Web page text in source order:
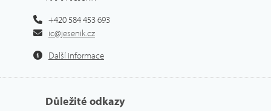
+420 584 453 693
ic@jesenik.cz
Další informace
Důležité odkazy